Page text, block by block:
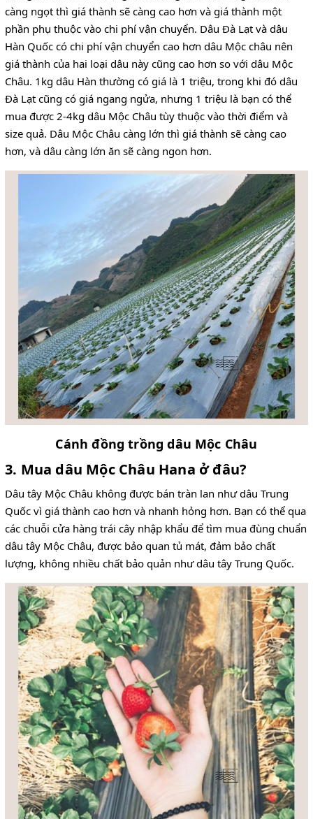
càng ngọt thì giá thành sẽ càng cao hơn và giá thành một
phần phụ thuộc vào chi phí vận chuyển. Dâu Đà Lạt và dâu
Hàn Quốc có chi phí vận chuyển cao hơn dâu Mộc châu nên
giá thành của hai loại dâu này cũng cao hơn so với dâu Mộc
Châu. 1kg dâu Hàn thường có giá là 1 triệu, trong khi đó dâu
Đà Lạt cũng có giá ngang ngửa, nhưng 1 triệu là bạn có thể
mua được 2-4kg dâu Mộc Châu tùy thuộc vào thời điểm và
size quả. Dâu Mộc Châu càng lớn thì giá thành sẽ càng cao
hơn, và dâu càng lớn ăn sẽ càng ngon hơn.
Cánh đồng trồng dâu Mộc Châu
3. Mua dâu Mộc Châu Hana ở đâu?
Dâu tây Mộc Châu không được bán tràn lan như dâu Trung
Quốc vì giá thành cao hơn và nhanh hỏng hơn. Bạn có thể qua
các chuỗi cửa hàng trái cây nhập khẩu để tìm mua đùng chuẩn
dâu tây Mộc Châu, được bảo quan tủ mát, đảm bảo chất
lượng, không nhiều chất bảo quản như dâu tây Trung Quốc.